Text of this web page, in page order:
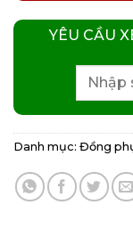
YÊU CẦU
Danh mục: Đồng